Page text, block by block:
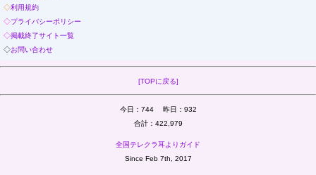
◇利用規約
◇プライバシーポリシー
◇掲載終了サイト一覧
◇お問い合わせ
[TOPに戻る]
今日：744 昨日：932
合計：422,979
全国テレクラ耳よりガイド
Since Feb 7th, 2017